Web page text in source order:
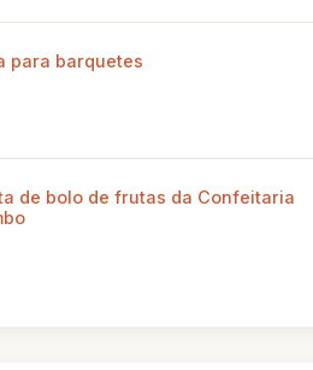
para barquetes
de bolo de frutas da Confeitaria